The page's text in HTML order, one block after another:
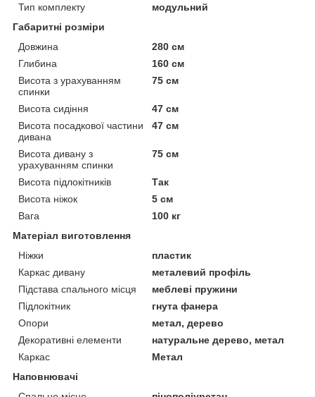
Тип комплекту
модульний
Габаритні розміри
Довжина
280 см
Глибина
160 см
Висота з урахуванням
спинки
75 см
Висота сидіння
47 см
Висота посадкової частини
дивана
47 см
Висота дивану з
урахуванням спинки
75 см
Висота підлокітників
Так
Висота ніжок
5 см
Вага
100 кг
Матеріал виготовлення
Ніжки
пластик
Каркас дивану
металевий профіль
Підстава спального місця
меблеві пружини
Підлокітник
гнута фанера
Опори
метал, дерево
Декоративні елементи
натуральне дерево, метал
Каркас
Метал
Наповнювачі